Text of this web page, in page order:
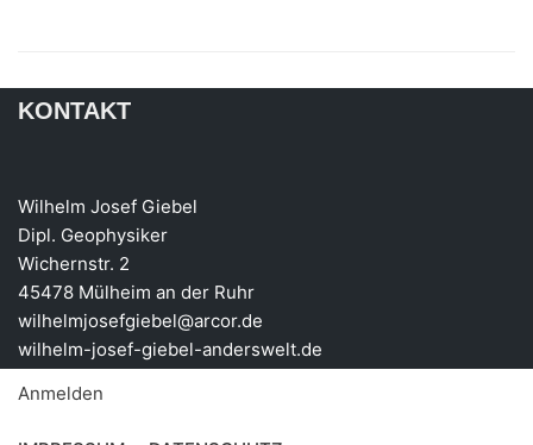
KONTAKT
Wilhelm Josef Giebel
Dipl. Geophysiker
Wichernstr. 2
45478 Mülheim an der Ruhr
wilhelmjosefgiebel@arcor.de
wilhelm-josef-giebel-anderswelt.de
Anmelden